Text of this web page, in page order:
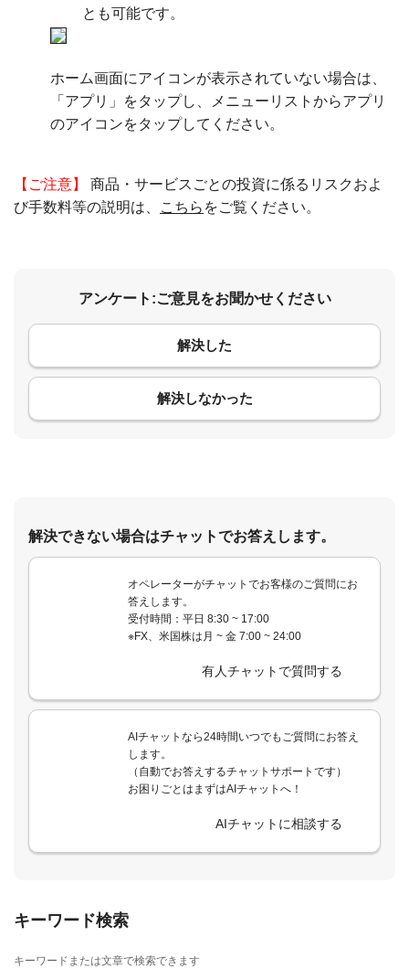
とも可能です。
ホーム画面にアイコンが表示されていない場合は、
「アプリ」をタップし、メニューリストからアプリ
のアイコンをタップしてください。
【ご注意】
商品・サービスごとの投資に係るリスクおよ
び手数料等の説明は、
こちら をご覧ください。
アンケート:ご意見をお聞かせください
解決した
解決しなかった
コメント
解決できない場合はチャットでお答えします。
オペレーターがチャットでお客様のご質問にお
答えします。
受付時間：平日 8:30 ~ 17:00
※FX、米国株は月 ~ 金 7:00 ~ 24:00
有人チャットで質問する
AIチャットなら24時間いつでもご質問にお答え
します。
（自動でお答えするチャットサポートです）
お困りごとはまずはAIチャットへ！
AIチャットに相談する
キーワード検索
キーワードまたは文章で検索できます